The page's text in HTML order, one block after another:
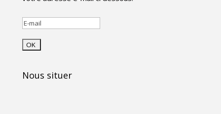
Nous situer